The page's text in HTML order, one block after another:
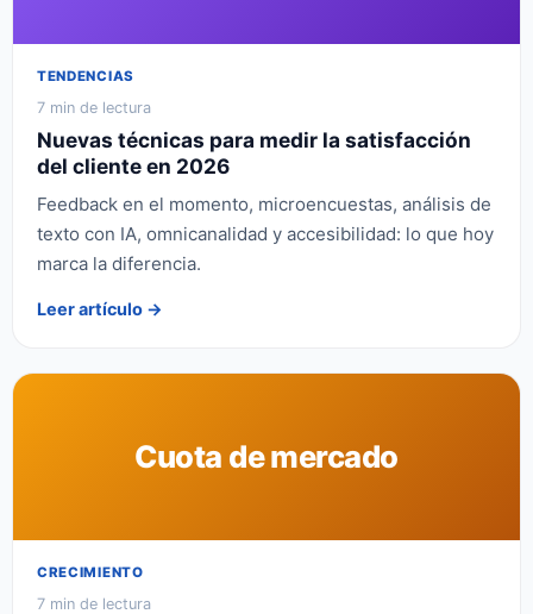
TENDENCIAS
7 min de lectura
Nuevas técnicas para medir la satisfacción
del cliente en 2026
Feedback en el momento, microencuestas, análisis de
texto con IA, omnicanalidad y accesibilidad: lo que hoy
marca la diferencia.
Leer artículo →
Cuota de mercado
CRECIMIENTO
7 min de lectura